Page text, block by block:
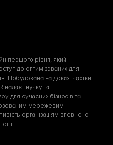
першого рівня, який
до оптимізованих для
Побудована на доказі частки
надає гнучку та
для сучасних бізнесів та
мережевим
організаціям впевнено